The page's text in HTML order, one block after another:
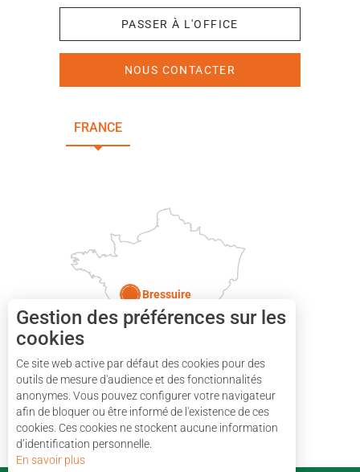
PASSER À L'OFFICE
NOUS CONTACTER
FRANCE
Bressuire
Gestion des préférences sur les
cookies
Ce site web active par défaut des cookies pour des
outils de mesure d'audience et des fonctionnalités
anonymes. Vous pouvez configurer votre navigateur
afin de bloquer ou être informé de l'existence de ces
cookies. Ces cookies ne stockent aucune information
d’identification personnelle.
En savoir plus